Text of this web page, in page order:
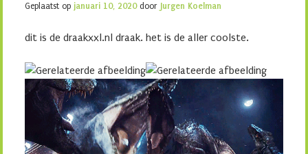
Geplaatst op januari 10, 2020door Jurgen Koelman
dit is de draakxxl.nl draak. het is de aller coolste.